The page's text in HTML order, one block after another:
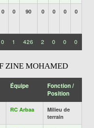
0 0 90 0 0 0 0
0 1 426 2 0 0 0
ZINE MOHAMED
Équipe
Fonction /
Position
RC Arbaa
Milieu de
terrain